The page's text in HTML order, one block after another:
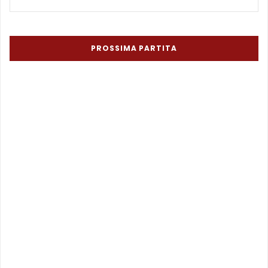
PROSSIMA PARTITA